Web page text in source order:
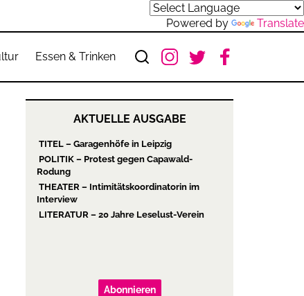
Powered by Translate
Essen & Trinken
AKTUELLE AUSGABE
TITEL – Garagenhöfe in Leipzig
POLITIK – Protest gegen Capawald-
Rodung
THEATER – Intimitätskoordinatorin im
Interview
LITERATUR – 20 Jahre Leselust-Verein
Abonnieren